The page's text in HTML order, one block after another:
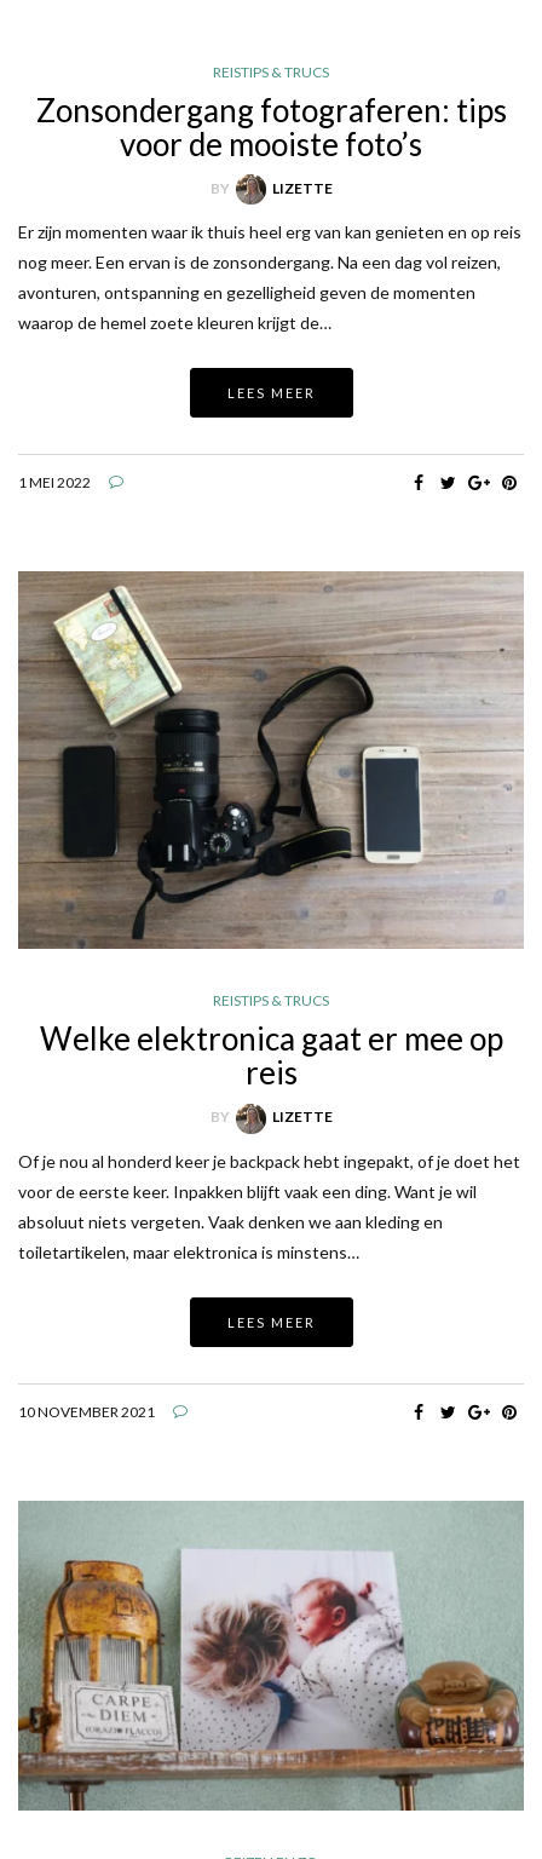
REISTIPS & TRUCS
Zonsondergang fotograferen: tips
voor de mooiste foto’s
BY LIZETTE
Er zijn momenten waar ik thuis heel erg van kan genieten en op reis
nog meer. Een ervan is de zonsondergang. Na een dag vol reizen,
avonturen, ontspanning en gezelligheid geven de momenten
waarop de hemel zoete kleuren krijgt de…
LEES MEER
1 MEI 2022
REISTIPS & TRUCS
Welke elektronica gaat er mee op
reis
BY LIZETTE
Of je nou al honderd keer je backpack hebt ingepakt, of je doet het
voor de eerste keer. Inpakken blijft vaak een ding. Want je wil
absoluut niets vergeten. Vaak denken we aan kleding en
toiletartikelen, maar elektronica is minstens…
LEES MEER
10 NOVEMBER 2021